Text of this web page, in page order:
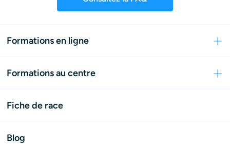
Formations en ligne
Formations au centre
Fiche de race
Blog